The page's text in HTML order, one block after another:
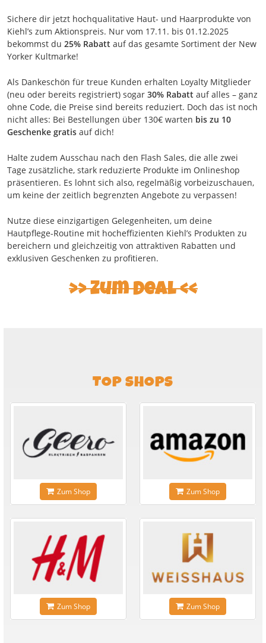
Sichere dir jetzt hochqualitative Haut- und Haarprodukte von
Kiehl’s zum Aktionspreis. Nur vom 17.11. bis 01.12.2025
bekommst du 25% Rabatt auf das gesamte Sortiment der New
Yorker Kultmarke!
Als Dankeschön für treue Kunden erhalten Loyalty Mitglieder
(neu oder bereits registriert) sogar 30% Rabatt auf alles – ganz
ohne Code, die Preise sind bereits reduziert. Doch das ist noch
nicht alles: Bei Bestellungen über 130€ warten bis zu 10
Geschenke gratis auf dich!
Halte zudem Ausschau nach den Flash Sales, die alle zwei
Tage zusätzliche, stark reduzierte Produkte im Onlineshop
präsentieren. Es lohnt sich also, regelmäßig vorbeizuschauen,
um keine der zeitlich begrenzten Angebote zu verpassen!
Nutze diese einzigartigen Gelegenheiten, um deine
Hautpflege-Routine mit hocheffizienten Kiehl’s Produkten zu
bereichern und gleichzeitig von attraktiven Rabatten und
exklusiven Geschenken zu profitieren.
Zum Deal
TOP SHOPS
Zum Shop Zum Shop
Zum Shop Zum Shop